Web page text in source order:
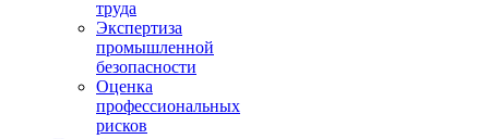
труда
Экспертиза
промышленной
безопасности
Оценка
профессиональных
рисков